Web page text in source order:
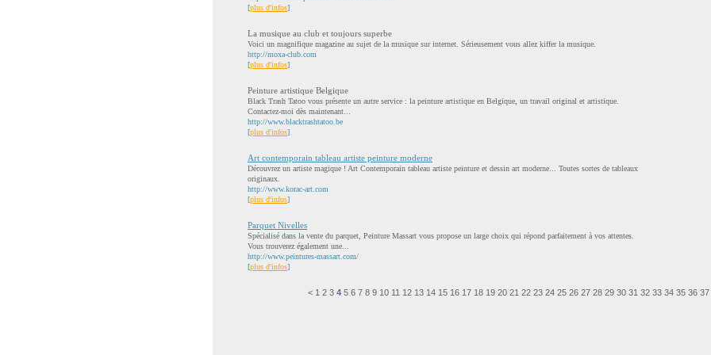
[plus d'infos]
La musique au club et toujours superbe
Voici un magnifique magazine au sujet de la musique sur internet. Sérieusement vous allez kiffer la musique.
http://moxa-club.com
[plus d'infos]
Peinture artistique Belgique
Black Trash Tatoo vous présente un autre service : la peinture artistique en Belgique, un travail original et artistique.
Contactez-moi dès maintenant...
http://www.blacktrashtatoo.be
[plus d'infos]
Art contemporain tableau artiste peinture moderne
Découvrez un artiste magique ! Art Contemporain tableau artiste peinture et dessin art moderne... Toutes sortes de tableaux
originaux.
http://www.korac-art.com
[plus d'infos]
Parquet Nivelles
Spécialisé dans la vente du parquet, Peinture Massart vous propose un large choix qui répond parfaitement à vos attentes.
Vous trouverez également une...
http://www.peintures-massart.com/
[plus d'infos]
< 1 2 3 4 5 6 7 8 9 10 11 12 13 14 15 16 17 18 19 20 21 22 23 24 25 26 27 28 29 30 31 32 33 34 35 36 37